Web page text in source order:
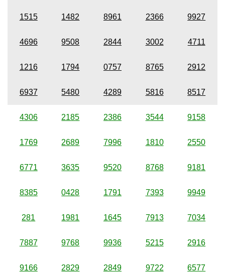
1515 1482 8961 2366 9927
4696 9508 2844 3002 4711
1216 1794 0757 8765 2912
6937 5480 4289 5816 8517
4306 2185 2386 3544 9158
1769 2689 7996 1810 2550
6771 3635 9520 8768 9181
8385 0428 1791 7393 9949
281 1981 1645 7913 7034
7887 9768 9936 5215 2916
9166 2829 2849 9722 6577